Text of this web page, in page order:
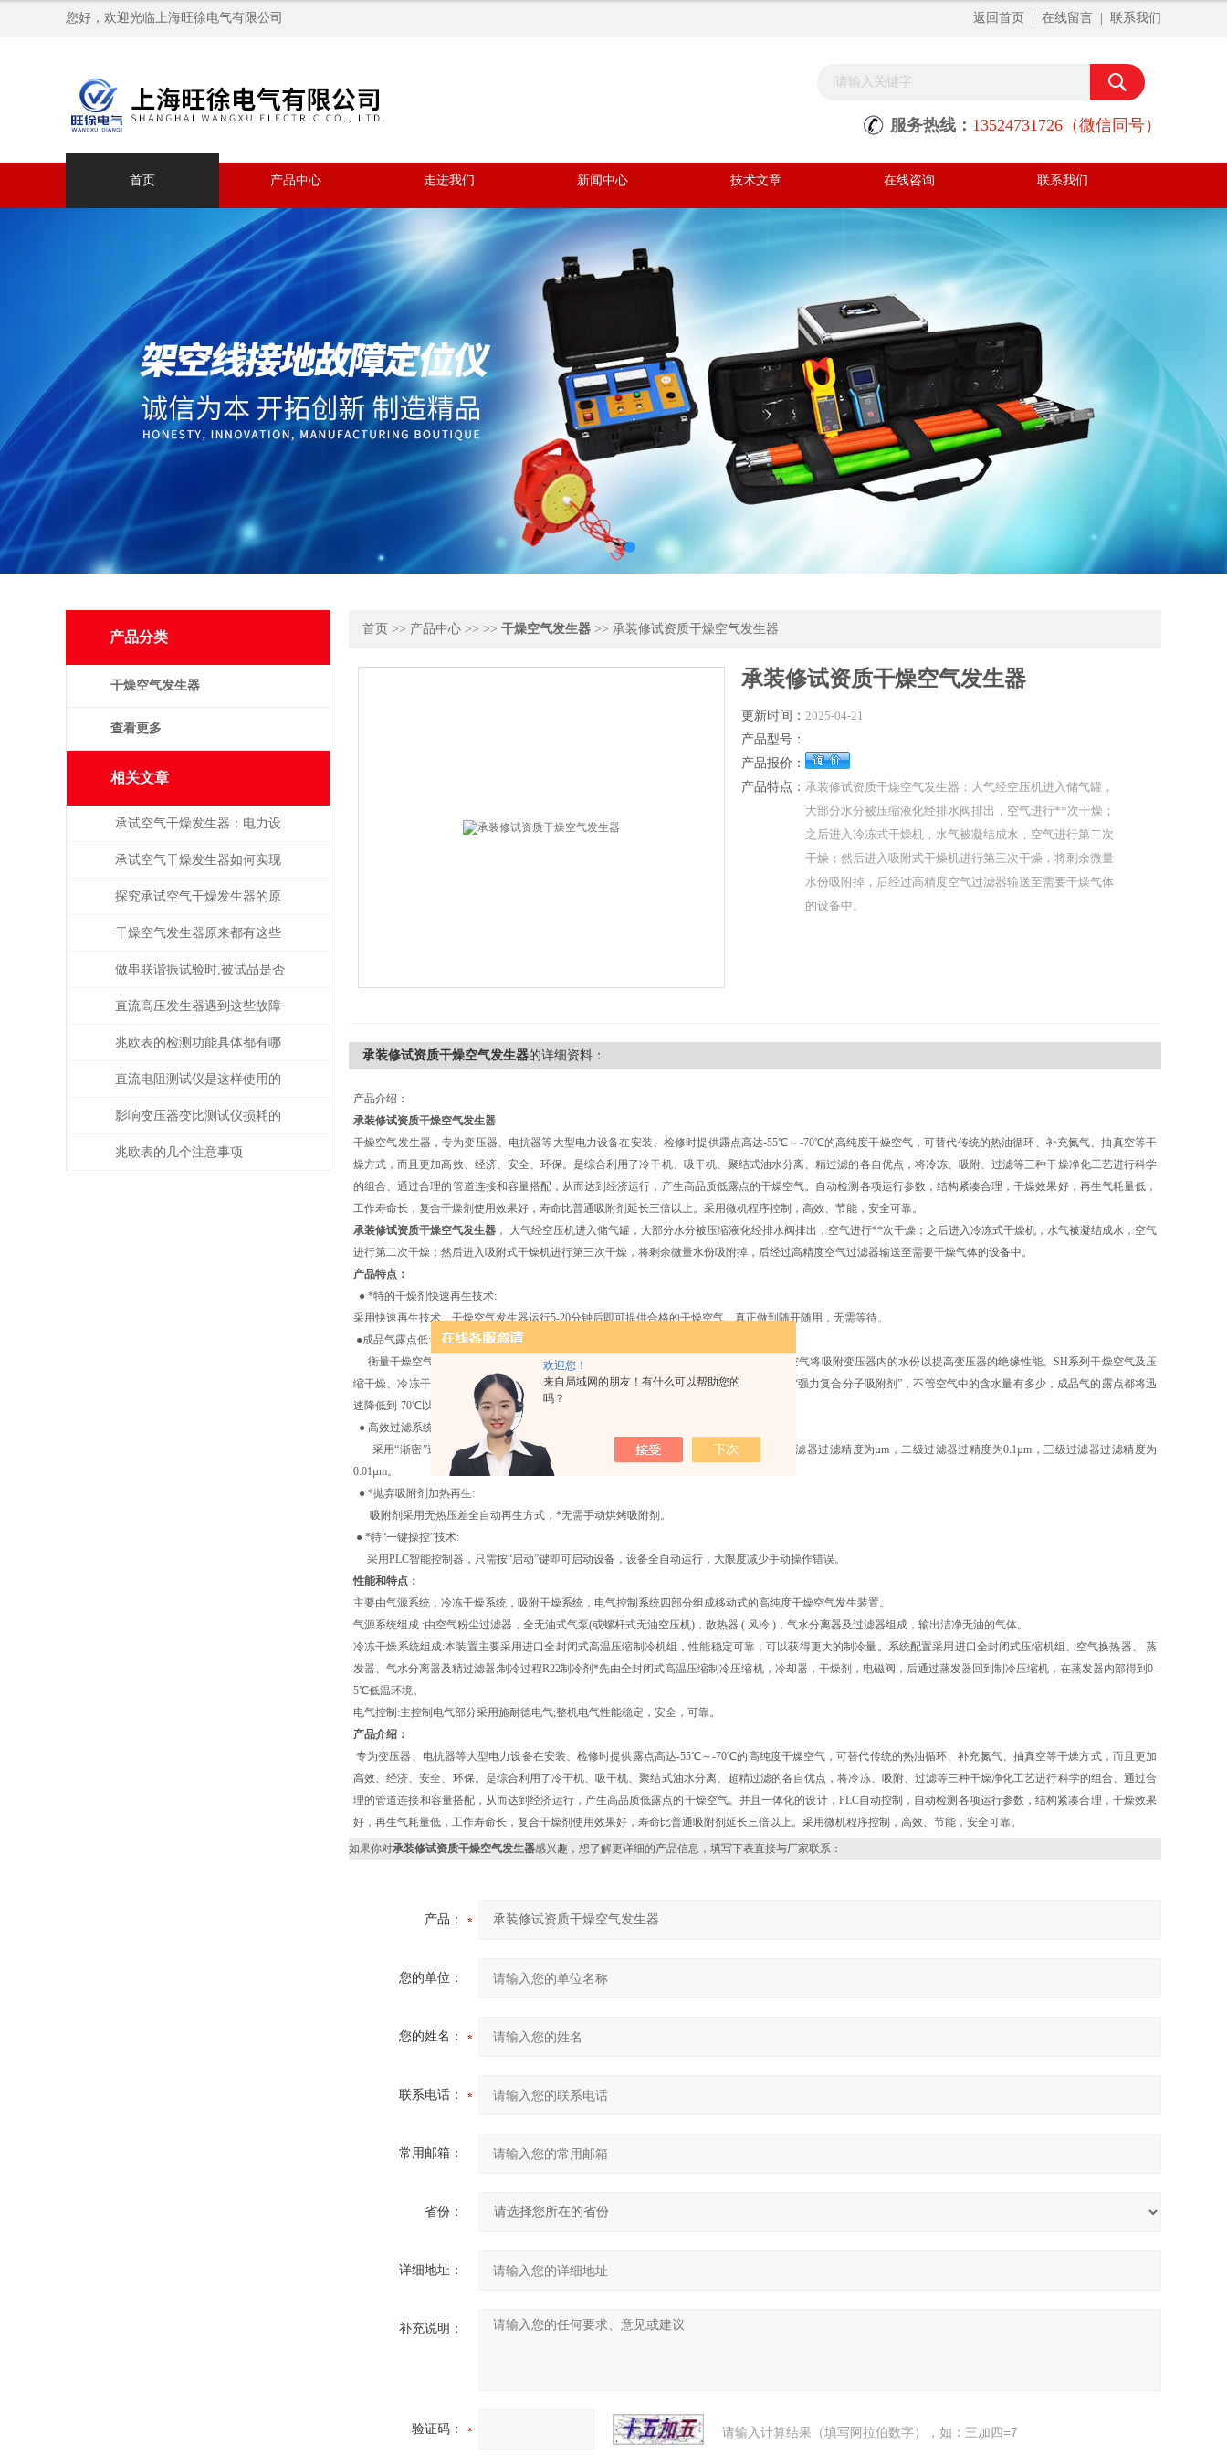
欢迎您！
来自局域网的朋友！有什么可以帮助您的
吗？
您好，欢迎光临上海旺徐电气有限公司 返回首页 在线留言 联系我们
服务热线： 13524731726（微信同号）
首页 产品中心 走进我们 新闻中心 技术文章 在线咨询 联系我们
产品分类
干燥空气发生器
查看更多
相关文章
承试空气干燥发生器：电力设
备绝缘维护的守护者
承试空气干燥发生器如何实现
自动化控制？
探究承试空气干燥发生器的原
理与应用
干燥空气发生器原来都有这些
性能和特点
做串联谐振试验时,被试品是否
被击穿该如何判断？
直流高压发生器遇到这些故障
该如何处理？
兆欧表的检测功能具体都有哪
些？
直流电阻测试仪是这样使用的
吗？
影响变压器变比测试仪损耗的
主要因素是什么？
兆欧表的几个注意事项
首页 >> 产品中心 >> >> 干燥空气发生器 >> 承装修试资质干燥空气发生器
承装修试资质干燥空气发生器
更新时间： 2025-04-21
产品型号：
产品报价：
产品特点： 承装修试资质干燥空气发生器：大气经空压机进入储气罐，
大部分水分被压缩液化经排水阀排出，空气进行**次干燥；
之后进入冷冻式干燥机，水气被凝结成水，空气进行第二次
干燥；然后进入吸附式干燥机进行第三次干燥，将剩余微量
水份吸附掉，后经过高精度空气过滤器输送至需要干燥气体
的设备中。
承装修试资质干燥空气发生器的详细资料：
产品介绍：
承装修试资质干燥空气发生器
干燥空气发生器，专为变压器、电抗器等大型电力设备在安装、检修时提供露点高达-55℃～-70℃的高纯度干燥空气，可替代传统的热油循环、补充氮气、抽真空等干
燥方式，而且更加高效、经济、安全、环保。是综合利用了冷干机、吸干机、聚结式油水分离、精过滤的各自优点，将冷冻、吸附、过滤等三种干燥净化工艺进行科学
的组合、通过合理的管道连接和容量搭配，从而达到经济运行，产生高品质低露点的干燥空气。自动检测各项运行参数，结构紧凑合理，干燥效果好，再生气耗量低，
工作寿命长，复合干燥剂使用效果好，寿命比普通吸附剂延长三倍以上。采用微机程序控制，高效、节能，安全可靠。
承装修试资质干燥空气发生器 ， 大气经空压机进入储气罐，大部分水分被压缩液化经排水阀排出，空气进行**次干燥；之后进入冷冻式干燥机，水气被凝结成水，空气
进行第二次干燥；然后进入吸附式干燥机进行第三次干燥，将剩余微量水份吸附掉，后经过高精度空气过滤器输送至需要干燥气体的设备中。
产品特点：
● *特的干燥剂快速再生技术:
采用快速再生技术，干燥空气发生器运行5-20分钟后即可提供合格的干燥空气。真正做到随开随用，无需等待。
●成品气露点低:
衡量干燥空气发生器的核心指标为供气露点，露点越低，代表空气越干燥。低露点干燥空气将吸附变压器内的水份以提高变压器的绝缘性能。SH系列干燥空气及压
缩干燥、冷冻干燥及吸附干燥于一体， 并采用多级过滤系统。由于采用了我公司*自研发的“强力复合分子吸附剂”，不管空气中的含水量有多少，成品气的露点都将迅
速降低到-70℃以下。
● 高效过滤系统:
采用“渐密”过滤技术，zui 高过滤精度为0.01µm，固体颗粒截留率高达99.99%。一级过滤器过滤精度为µm，二级过滤器过精度为0.1µm，三级过滤器过滤精度为
0.01µm。
● *抛弃吸附剂加热再生:
吸附剂采用无热压差全自动再生方式，*无需手动烘烤吸附剂。
● *特“一键操控”技术:
采用PLC智能控制器，只需按“启动”键即可启动设备，设备全自动运行，大限度减少手动操作错误。
性能和特点：
主要由气源系统，冷冻干燥系统，吸附干燥系统，电气控制系统四部分组成移动式的高纯度干燥空气发生装置。
气源系统组成 :由空气粉尘过滤器，全无油式气泵(或螺杆式无油空压机)，散热器 ( 风冷 )，气水分离器及过滤器组成，输出洁净无油的气体。
冷冻干燥系统组成:本装置主要采用进口全封闭式高温压缩制冷机组，性能稳定可靠，可以获得更大的制冷量。系统配置采用进口全封闭式压缩机组、空气换热器、 蒸
发器、气水分离器及精过滤器;制冷过程R22制冷剂*先由全封闭式高温压缩制冷压缩机，冷却器，干燥剂，电磁阀，后通过蒸发器回到制冷压缩机，在蒸发器内部得到0-
5℃低温环境。
电气控制:主控制电气部分采用施耐德电气;整机电气性能稳定，安全，可靠。
产品介绍：
专为变压器、电抗器等大型电力设备在安装、检修时提供露点高达-55℃～-70℃的高纯度干燥空气，可替代传统的热油循环、补充氮气、抽真空等干燥方式，而且更加
高效、经济、安全、环保。是综合利用了冷干机、吸干机、聚结式油水分离、超精过滤的各自优点，将冷冻、吸附、过滤等三种干燥净化工艺进行科学的组合、通过合
理的管道连接和容量搭配，从而达到经济运行，产生高品质低露点的干燥空气。并且一体化的设计，PLC自动控制，自动检测各项运行参数，结构紧凑合理，干燥效果
好，再生气耗量低，工作寿命长，复合干燥剂使用效果好，寿命比普通吸附剂延长三倍以上。采用微机程序控制，高效、节能，安全可靠。
如果你对承装修试资质干燥空气发生器感兴趣，想了解更详细的产品信息，填写下表直接与厂家联系：
产品：
您的单位：
您的姓名：
联系电话：
常用邮箱：
省份：
详细地址：
补充说明：
验证码： 请输入计算结果（填写阿拉伯数字），如：三加四=7